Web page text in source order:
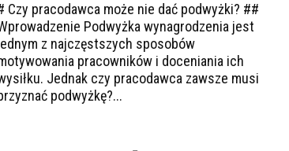
Czy pracodawca może nie dać podwyżki? ##
Podwyżka wynagrodzenia jest
z najczęstszych sposobów
pracowników i doceniania ich
Jednak czy pracodawca zawsze musi
podwyżkę?...